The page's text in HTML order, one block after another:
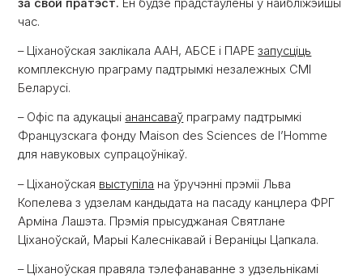
час.
– Ціханоўская заклікала ААН, АБСЕ і ПАРЕзапусціць
комплексную праграму падтрымкі незалежных СМІ
Беларусі.
– Офіс па адукацыі анансаваў праграму падтрымкі
Французскага фонду Maison des Sciences de l’Homme
для навуковых супрацоўнікаў.
– Ціханоўская выступіла на ўручэнні прэміі Льва
Копелева з удзелам кандыдата на пасаду канцлера ФРГ
Арміна Лашэта. Прэмія прысуджаная Святлане
Ціханоўскай, Марыі Калеснікавай і Вераніцы Цапкала.
– Ціханоўская правяла тэлефанаванне з удзельнікамі